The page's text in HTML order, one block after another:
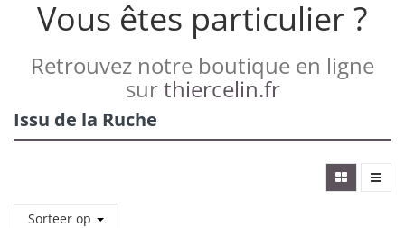
Vous êtes particulier ?
Retrouvez notre boutique en ligne
surthiercelin.fr
Issu de la Ruche
Sorteer op